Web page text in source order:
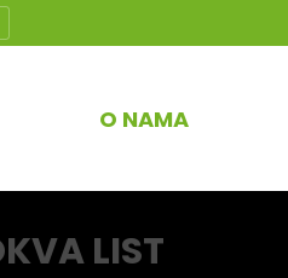
O NAMA
LIST